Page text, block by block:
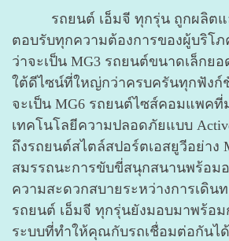
รถยนต์ เอ็มจี ทุกรุ่น ถูกผลิตแล
ตอบรับทุกความต้องการของผู้บริโภ
ว่าจะเป็น MG3 รถยนต์ขนาดเล็กย
ใต้ดีไซน์ที่ใหญ่กว่าครบครันทุกฟังก์
จะเป็น MG6 รถยนต์ไซส์คอมแพคที่
เทคโนโลยีความปลอดภัยแบบ
ถึงรถยนต์สไตล์สปอร์ตเอสยูวีอย่าง
สมรรถนะการขับขี่สนุกสนานพร้อม
ความสะดวกสบายระหว่างการเดิน
รถยนต์ เอ็มจี ทุกรุ่นยังมอบมาพร้อม
ระบบที่ทำให้คุณกับรถเชื่อมต่อกันไ